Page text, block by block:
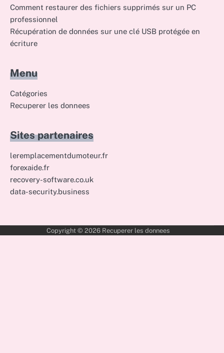
Comment restaurer des fichiers supprimés sur un PC
professionnel
Récupération de données sur une clé USB protégée en
écriture
Menu
Catégories
Recuperer les donnees
Sites partenaires
leremplacementdumoteur.fr
forexaide.fr
recovery-software.co.uk
data-security.business
Copyright © 2026 Recuperer les donnees